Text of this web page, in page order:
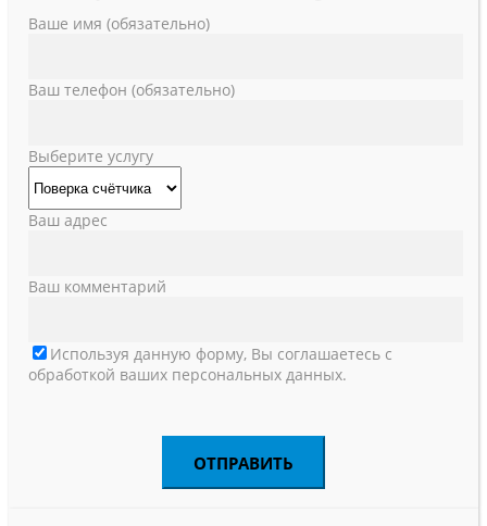
Ваше имя (обязательно)
Ваш телефон (обязательно)
Выберите услугу
Ваш адрес
Ваш комментарий
Используя данную форму, Вы соглашаетесь с
обработкой ваших персональных данных.